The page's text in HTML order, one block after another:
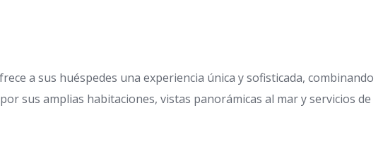
a sus huéspedes una experiencia única y sofisticada, combinando
sus amplias habitaciones, vistas panorámicas al mar y servicios de